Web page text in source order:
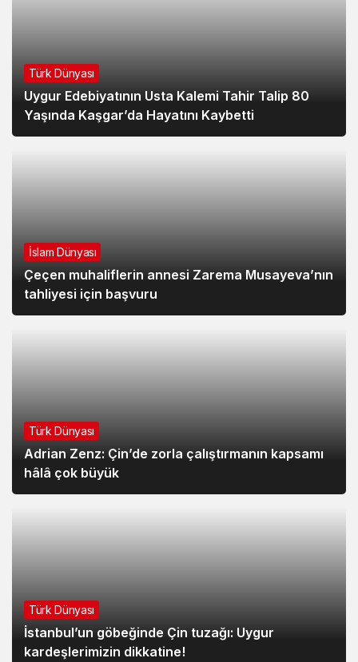
Türk Dünyası
Uygur Edebiyatının Usta Kalemi Tahir Talip 80
Yaşında Kaşgar’da Hayatını Kaybetti
İslam Dünyası
Çeçen muhaliflerin annesi Zarema Musayeva’nın
tahliyesi için başvuru
Türk Dünyası
Adrian Zenz: Çin’de zorla çalıştırmanın kapsamı
hâlâ çok büyük
Türk Dünyası
İstanbul’un göbeğinde Çin tuzağı: Uygur
kardeşlerimizin dikkatine!